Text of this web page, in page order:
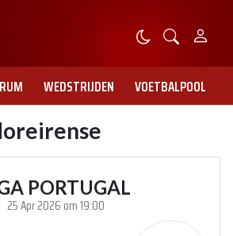
WEDSTRIJDEN VOETBALPOOL
PORTUGAL
25 Apr 2026 om 19:00